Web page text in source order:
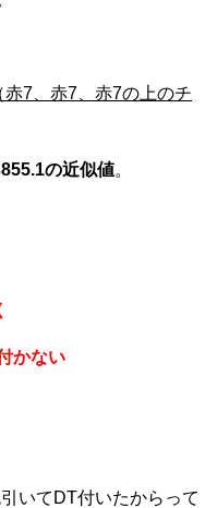
7、赤7、赤7の上のチ
の近似値。
かない
いてDT付いたからって